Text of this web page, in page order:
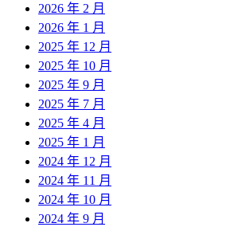
2026 年 2 月
2026 年 1 月
2025 年 12 月
2025 年 10 月
2025 年 9 月
2025 年 7 月
2025 年 4 月
2025 年 1 月
2024 年 12 月
2024 年 11 月
2024 年 10 月
2024 年 9 月